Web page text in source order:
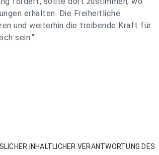
erhalten. Die Freiheitliche
und weiterhin die treibende Kraft für
sein.“
INHALTLICHER VERANTWORTUNG DES